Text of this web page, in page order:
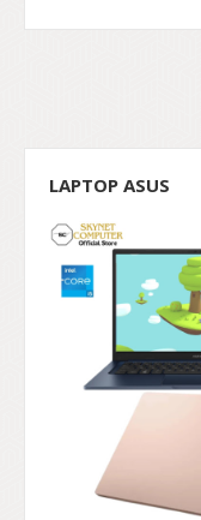
LAPTOP ASUS